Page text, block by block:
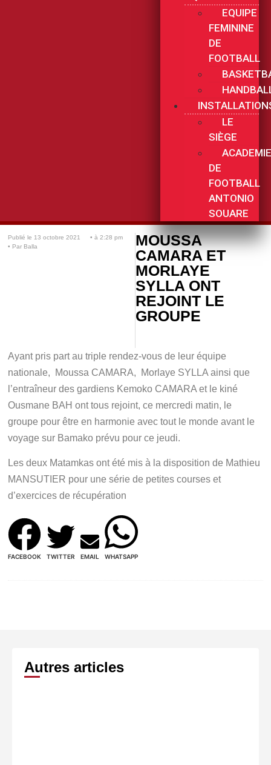
EQUIPE
FEMININE
DE
FOOTBALL
LE
SIÈGE
ACADEMIE
DE
FOOTBALL
ANTONIO
SOUARE
Publié le 13 octobre 2021 • à 2:28 pm
• Par Balla
MOUSSA
CAMARA ET
MORLAYE
SYLLA ONT
REJOINT LE
GROUPE
Ayant pris part au triple rendez-vous de leur équipe
nationale, Moussa CAMARA, Morlaye SYLLA ainsi que
l’entraîneur des gardiens Kemoko CAMARA et le kiné
Ousmane BAH ont tous rejoint, ce mercredi matin, le
groupe pour être en harmonie avec tout le monde avant le
voyage sur Bamako prévu pour ce jeudi.
Les deux Matamkas ont été mis à la disposition de Mathieu
MANSUTIER pour une série de petites courses et
d’exercices de récupération
FACEBOOK TWITTER EMAIL WHATSAPP
Autres articles